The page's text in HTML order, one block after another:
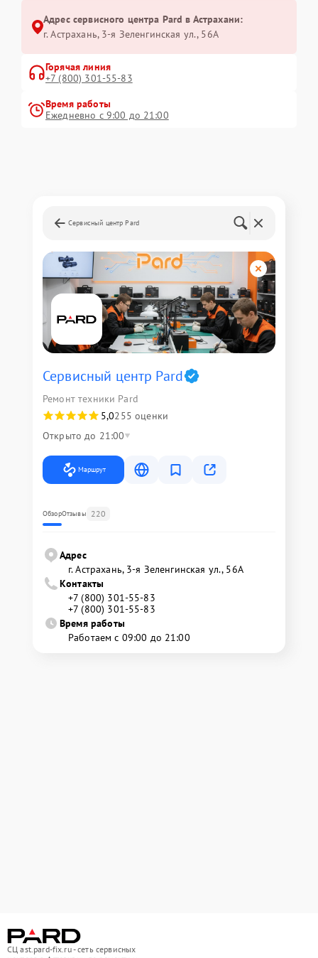
Адрес сервисного центра Pard в Астрахани:
г. Астрахань, 3-я Зеленгинская ул., 56А
Горячая линия
+7 (800) 301-55-83
Время работы
Ежедневно с 9:00 до 21:00
Сервисный центр Pard
Сервисный центр Pard
Ремонт техники Pard
5,0255 оценки
Открыто до 21:00
Маршрут
ОбзорОтзывы 220
Адрес
г. Астрахань, 3-я Зеленгинская ул., 56А
Контакты
+7 (800) 301-55-83
+7 (800) 301-55-83
Время работы
Работаем с 09:00 до 21:00
СЦ ast.pard-fix.ru - сеть сервисных